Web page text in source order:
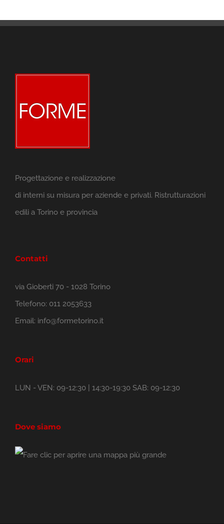
Progettazione e realizzazione
di interni su misura per aziende e privati. Ristrutturazioni
edili a Torino e provincia
Contatti
via Gioberti 70 - 1028 Torino
Telefono: 011 2053633
Email: info@formetorino.it
Orari
LUN - VEN: 09-12:30 | 14:30-19:30 SAB: 09-12:30
Dove siamo